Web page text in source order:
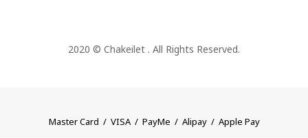
2020 © Chakeilet . All Rights Reserved.
Master Card / VISA / PayMe / Alipay / Apple Pay